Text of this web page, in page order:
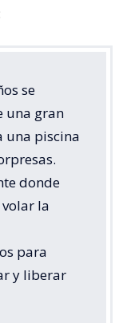
se
una gran
una piscina
donde
la
para
y liberar